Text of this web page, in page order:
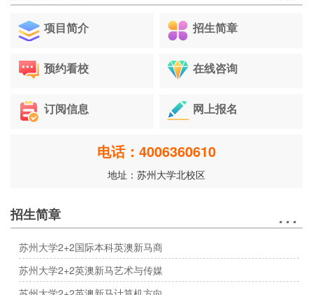
项目简介 招生简章
预约看校 在线咨询
订阅信息 网上报名
电话：4006360610
地址：苏州大学北校区
招生简章 …
苏州大学2+2国际本科英澳新马商
苏州大学2+2英澳新马艺术与传媒